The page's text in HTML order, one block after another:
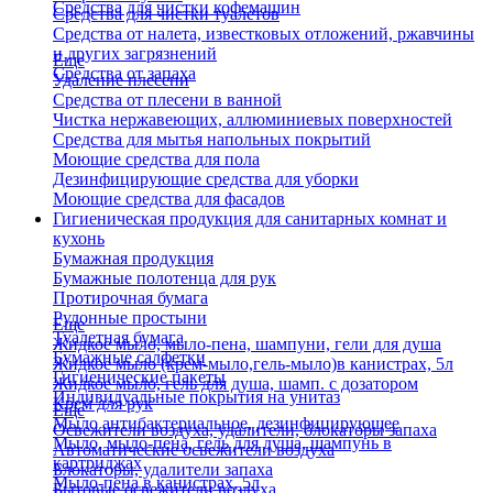
Средства для чистки кофемашин
Средства для чистки туалетов
Средства от налета, известковых отложений, ржавчины
и других загрязнений
Средства от запаха
Еще
Удаление плесени
Средства от плесени в ванной
Чистка нержавеющих, аллюминиевых поверхностей
Средства для мытья напольных покрытий
Моющие средства для пола
Дезинфицирующие средства для уборки
Моющие средства для фасадов
Гигиеническая продукция для санитарных комнат и
кухонь
Бумажная продукция
Бумажные полотенца для рук
Протирочная бумага
Рулонные простыни
Туалетная бумага
Бумажные салфетки
Гигиенические пакеты
Индивидуальные покрытия на унитаз
Еще
Жидкое мыло, мыло-пена, шампуни, гели для душа
Жидкое мыло (крем-мыло,гель-мыло)в канистрах, 5л
Жидкое мыло, гель для душа, шамп. с дозатором
Крем для рук
Мыло антибактериальное, дезинфицирующее
Мыло, мыло-пена, гель для душа, шампунь в
картриджах
Мыло-пена в канистрах, 5л
Еще
Освежители воздуха, удалители, блокаторы запаха
Автоматические освежители воздуха
Блокаторы, удалители запаха
Бытовые освежители воздуха